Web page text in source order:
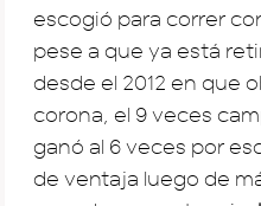
escogió para correr
pese a que ya está
desde el 2012 en que
corona, el 9 veces
ganó al 6 veces por
de ventaja luego de